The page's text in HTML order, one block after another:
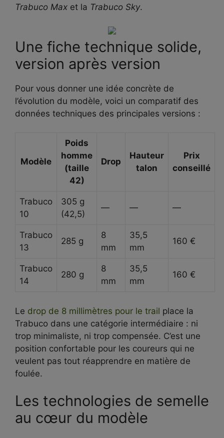
Trabuco Max et la Trabuco Sky.
Une fiche technique solide,
version après version
Pour vous donner une idée concrète de
l’évolution du modèle, voici un comparatif des
données techniques des principales versions :
Modèle
Poids
homme
(taille
42)
Drop
Hauteur
talon
Prix
conseillé
Trabuco
10
305 g
(42,5)
— — —
Trabuco
13
285 g
8
mm
35,5
mm
160 €
Trabuco
14
280 g
8
mm
35,5
mm
160 €
Le drop de 8 millimètres pour le trail place la
Trabuco dans une catégorie intermédiaire : ni
trop minimaliste, ni trop compensée. C’est une
position confortable pour les coureurs qui ne
veulent pas tout réapprendre en matière de
foulée.
Les technologies de semelle
au cœur du modèle